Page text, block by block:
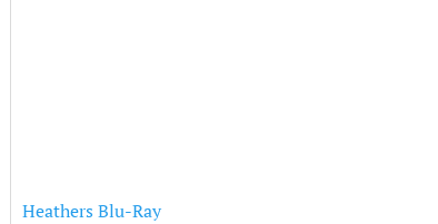
Heathers Blu-Ray